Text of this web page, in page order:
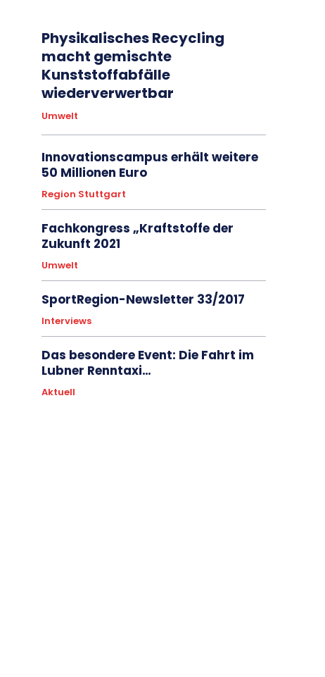
Physikalisches Recycling
macht gemischte
Kunststoffabfälle
wiederverwertbar
Umwelt
Innovationscampus erhält weitere
50 Millionen Euro
Region Stuttgart
Fachkongress „Kraftstoffe der
Zukunft 2021
Umwelt
SportRegion-Newsletter 33/2017
Interviews
Das besondere Event: Die Fahrt im
Lubner Renntaxi…
Aktuell